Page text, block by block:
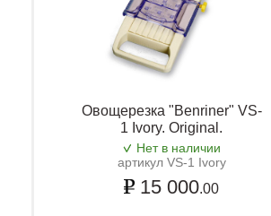
Овощерезка "Benriner" VS-
1 Ivory. Original.
Нет в наличии
артикул VS-1 Ivory
15 000.00